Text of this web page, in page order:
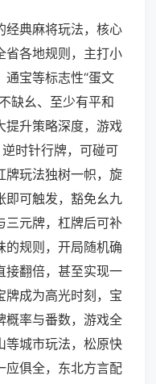
经典麻将玩法，核心
省各地规则，主打小
宝等标志性“蛋文
缺幺、至少有平和
提升策略深度，游戏
时针行牌，可碰可
牌玩法独树一帜，旋
即可触发，豁免幺九
三元牌，杠牌后可补
的规则，开局随机确
接翻倍，甚至实现一
牌成为高光时刻，宝
概率与番数，游戏全
等城市玩法，松原快
应俱全，东北方言配